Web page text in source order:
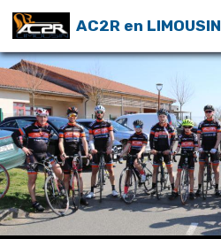
AC2R en LIMOUSIN